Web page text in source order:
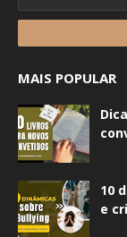
MAIS POPULAR
10
e